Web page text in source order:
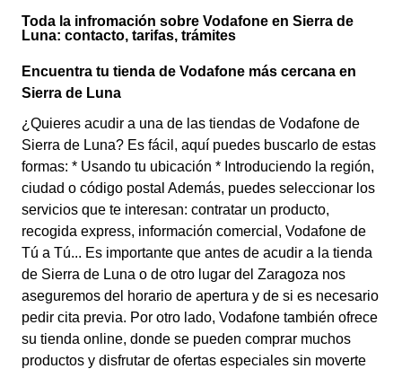
Toda la infromación sobre Vodafone en Sierra de
Luna: contacto, tarifas, trámites
Encuentra tu tienda de Vodafone más cercana en
Sierra de Luna
¿Quieres acudir a una de las tiendas de Vodafone de
Sierra de Luna? Es fácil, aquí puedes buscarlo de estas
formas: * Usando tu ubicación * Introduciendo la región,
ciudad o código postal Además, puedes seleccionar los
servicios que te interesan: contratar un producto,
recogida express, información comercial, Vodafone de
Tú a Tú... Es importante que antes de acudir a la tienda
de Sierra de Luna o de otro lugar del Zaragoza nos
aseguremos del horario de apertura y de si es necesario
pedir cita previa. Por otro lado, Vodafone también ofrece
su tienda online, donde se pueden comprar muchos
productos y disfrutar de ofertas especiales sin moverte